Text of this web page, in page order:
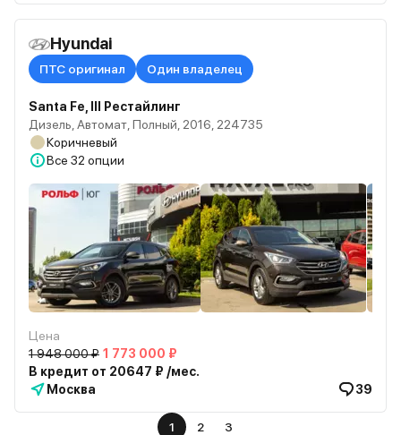
Hyundai
ПТС оригинал Один владелец
Santa Fe, III Рестайлинг
Дизель, Автомат, Полный, 2016, 224735
Коричневый
Все 32 опции
Цена
1 948 000 ₽ 1 773 000 ₽
В кредит от 20647 ₽ /мес.
Москва
39
1 2 3